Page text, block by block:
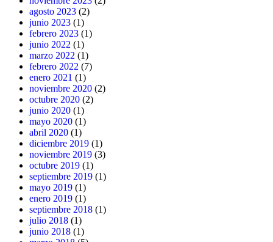
agosto 2023 (2)
junio 2023 (1)
febrero 2023 (1)
junio 2022 (1)
marzo 2022 (1)
febrero 2022 (7)
enero 2021 (1)
noviembre 2020 (2)
octubre 2020 (2)
junio 2020 (1)
mayo 2020 (1)
abril 2020 (1)
diciembre 2019 (1)
noviembre 2019 (3)
octubre 2019 (1)
septiembre 2019 (1)
mayo 2019 (1)
enero 2019 (1)
septiembre 2018 (1)
julio 2018 (1)
junio 2018 (1)